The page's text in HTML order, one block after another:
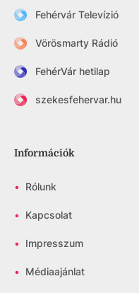
Fehérvár Televízió
Vörösmarty Rádió
FehérVár hetilap
szekesfehervar.hu
Információk
• Rólunk
• Kapcsolat
• Impresszum
• Médiaajánlat